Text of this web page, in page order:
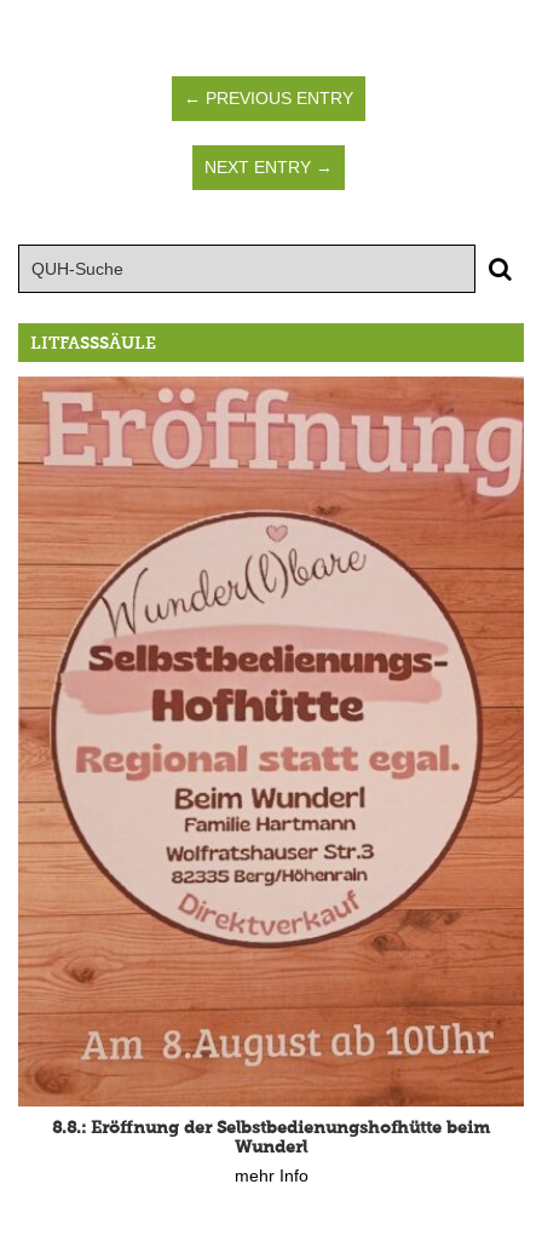
← PREVIOUS ENTRY
NEXT ENTRY →
LITFASSSÄULE
8.8.: Eröffnung der Selbstbedienungshofhütte beim
Wunderl
mehr Info